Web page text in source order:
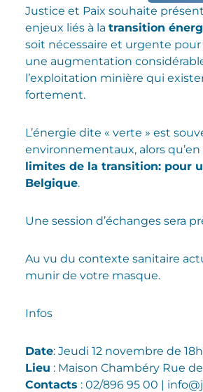
Justice et Paix souhaite
enjeux liés à la transition
soit nécessaire et urgente
une augmentation
l’exploitation minière qui
fortement.
L’énergie dite « verte » est
environnementaux, alors qu’en
limites de la transition: pour
Belgique.
Une session d’échanges sera
Au vu du contexte sanitaire
munir de votre masque.
Infos
Date: Jeudi 12 novembre de
Lieu : Maison Chambéry Rue
Contacts : 02/896 95 00 |